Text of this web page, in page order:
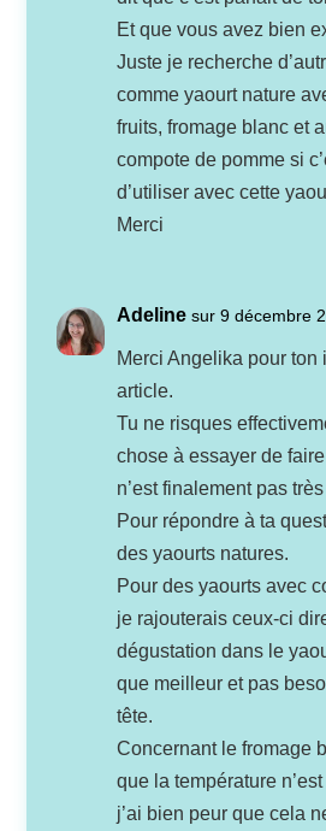
Et que vous avez bien
Juste je recherche
comme yaourt nature
fruits, fromage blanc et
compote de pomme si
d’utiliser avec cette
Merci
Adeline sur 9 décembre
Merci Angelika pour ton
article.
Tu ne risques
chose à essayer de
n’est finalement pas
Pour répondre à ta
des yaourts natures.
Pour des yaourts avec
je rajouterais ceux-ci
dégustation dans le
que meilleur et pas
tête.
Concernant le fromage
que la température
j’ai bien peur que cela